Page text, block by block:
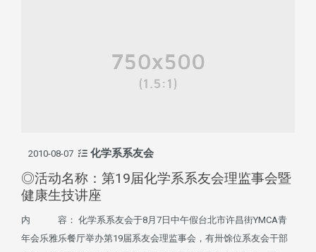
2010-08-07 化学系系友会
◎活动名称：第19届化学系系友会理监事会暨
健康生技讲座
内 容： 化学系系友会于8月7日中午假台北市许昌街YMCA青
年会乐雅乐餐厅举办第19届系友会理监事会，有卅馀位系友会干部